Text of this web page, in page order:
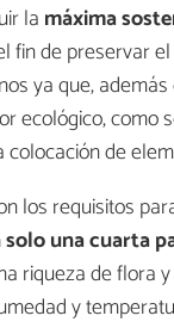
la máxima
fin de preservar
ya que,
ecológico, como
de
los requisitos
una cuarta
riqueza de flora
y